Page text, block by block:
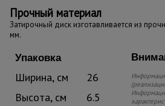
Прочный материал
Затирочный диск изготавливается из
мм.
Упаковка
Ширина, см
26
Высота, см
6.5